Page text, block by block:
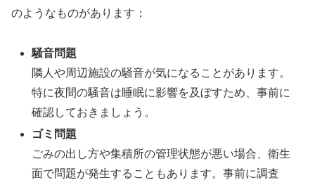
のようなものがあります：
騒音問題
隣人や周辺施設の騒音が気になることがあります。
特に夜間の騒音は睡眠に影響を及ぼすため、事前に
確認しておきましょう。
ゴミ問題
ごみの出し方や集積所の管理状態が悪い場合、衛生
面で問題が発生することもあります。事前に調査